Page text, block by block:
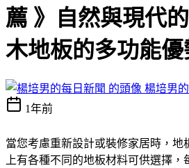
薦 》自然與現代
木地板的多功能優
楊培男
1年前
當您考慮重新設計或裝修家居時，地
上有各種不同的地板材料可供選擇